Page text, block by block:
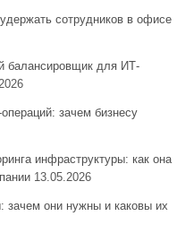
сотрудников в офисе
балансировщик для ИТ-
зачем бизнесу
инфраструктуры: как она
13.05.2026
зачем они нужны и каковы их